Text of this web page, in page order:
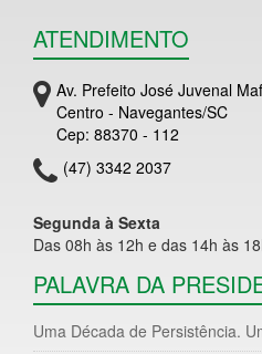
ATENDIMENTO
Av. Prefeito José Juvenal
Centro - Navegantes/SC
Cep: 88370 - 112
(47) 3342 2037
Segunda à Sexta
Das 08h às 12h e das 14h às
PALAVRA DA
Uma Década de Persistência.